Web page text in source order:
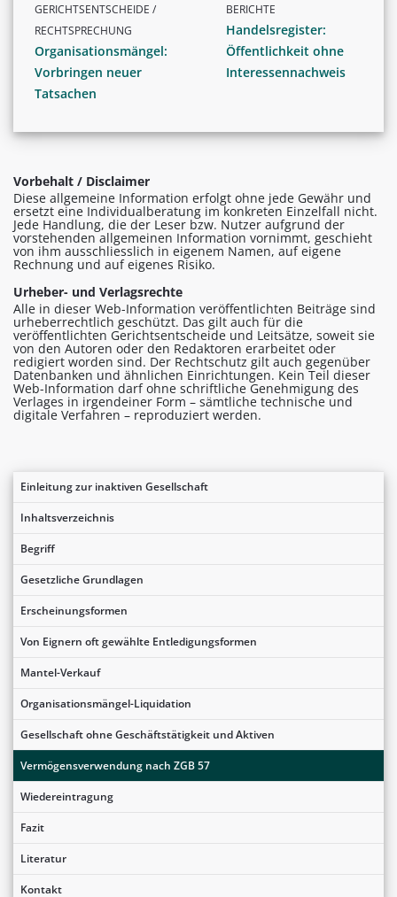
Einleitung zur inaktiven Gesellschaft
Inhaltsverzeichnis
Begriff
Gesetzliche Grundlagen
Erscheinungsformen
Von Eignern oft gewählte Entledigungsformen
Mantel-Verkauf
Organisationsmängel-Liquidation
Gesellschaft ohne Geschäftstätigkeit und Aktiven
Vermögensverwendung nach ZGB 57
Wiedereintragung
Fazit
Literatur
Kontakt
GERICHTSENTSCHEIDE /
RECHTSPRECHUNG
Organisationsmängel:
Vorbringen neuer
Tatsachen
BERICHTE
Handelsregister:
Öffentlichkeit ohne
Interessennachweis
Vorbehalt / Disclaimer
Diese allgemeine Information erfolgt ohne jede Gewähr und
ersetzt eine Individualberatung im konkreten Einzelfall nicht.
Jede Handlung, die der Leser bzw. Nutzer aufgrund der
vorstehenden allgemeinen Information vornimmt, geschieht
von ihm ausschliesslich in eigenem Namen, auf eigene
Rechnung und auf eigenes Risiko.
Urheber- und Verlagsrechte
Alle in dieser Web-Information veröffentlichten Beiträge sind
urheberrechtlich geschützt. Das gilt auch für die
veröffentlichten Gerichtsentscheide und Leitsätze, soweit sie
von den Autoren oder den Redaktoren erarbeitet oder
redigiert worden sind. Der Rechtschutz gilt auch gegenüber
Datenbanken und ähnlichen Einrichtungen. Kein Teil dieser
Web-Information darf ohne schriftliche Genehmigung des
Verlages in irgendeiner Form – sämtliche technische und
digitale Verfahren – reproduziert werden.